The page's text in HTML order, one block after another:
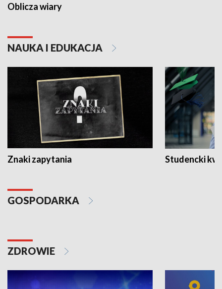
Oblicza wiary
NAUKA I EDUKACJA
Znaki zapytania Studencki
GOSPODARKA
ZDROWIE